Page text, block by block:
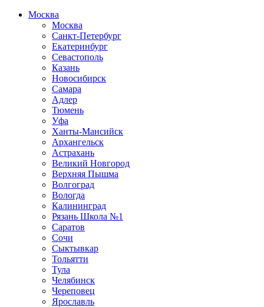
Москва
Москва
Санкт-Петербург
Екатеринбург
Севастополь
Казань
Новосибирск
Самара
Адлер
Тюмень
Уфа
Ханты-Мансийск
Архангельск
Астрахань
Великий Новгород
Верхняя Пышма
Волгоград
Вологда
Калининград
Рязань Школа №1
Саратов
Сочи
Сыктывкар
Тольятти
Тула
Челябинск
Череповец
Ярославль